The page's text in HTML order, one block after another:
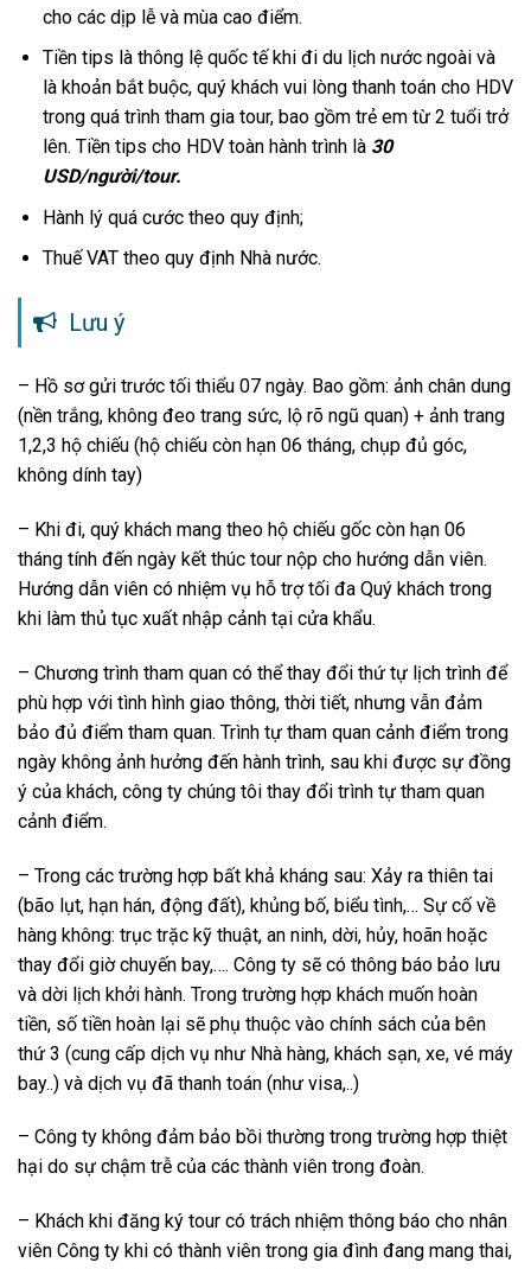
cho các dịp lễ và mùa cao điểm.
Tiền tips là thông lệ quốc tế khi đi du lịch nước ngoài và
là khoản bắt buộc, quý khách vui lòng thanh toán cho HDV
trong quá trình tham gia tour, bao gồm trẻ em từ 2 tuổi trở
lên. Tiền tips cho HDV toàn hành trình là 30
USD/người/tour.
Hành lý quá cước theo quy định;
Thuế VAT theo quy định Nhà nước.
Lưu ý
– Hồ sơ gửi trước tối thiểu 07 ngày. Bao gồm: ảnh chân dung
(nền trắng, không đeo trang sức, lộ rõ ngũ quan) + ảnh trang
1,2,3 hộ chiếu (hộ chiếu còn hạn 06 tháng, chụp đủ góc,
không dính tay)
– Khi đi, quý khách mang theo hộ chiếu gốc còn hạn 06
tháng tính đến ngày kết thúc tour nộp cho hướng dẫn viên.
Hướng dẫn viên có nhiệm vụ hỗ trợ tối đa Quý khách trong
khi làm thủ tục xuất nhập cảnh tại cửa khẩu.
– Chương trình tham quan có thể thay đổi thứ tự lịch trình để
phù hợp với tình hình giao thông, thời tiết, nhưng vẫn đảm
bảo đủ điểm tham quan. Trình tự tham quan cảnh điểm trong
ngày không ảnh hưởng đến hành trình, sau khi được sự đồng
ý của khách, công ty chúng tôi thay đổi trình tự tham quan
cảnh điểm.
– Trong các trường hợp bất khả kháng sau: Xảy ra thiên tai
(bão lụt, hạn hán, động đất), khủng bố, biểu tình,… Sự cố về
hàng không: trục trặc kỹ thuật, an ninh, dời, hủy, hoãn hoặc
thay đổi giờ chuyến bay,…. Công ty sẽ có thông báo bảo lưu
và dời lịch khởi hành. Trong trường hợp khách muốn hoàn
tiền, số tiền hoàn lại sẽ phụ thuộc vào chính sách của bên
thứ 3 (cung cấp dịch vụ như Nhà hàng, khách sạn, xe, vé máy
bay..) và dịch vụ đã thanh toán (như visa,..)
– Công ty không đảm bảo bồi thường trong trường hợp thiệt
hại do sự chậm trễ của các thành viên trong đoàn.
– Khách khi đăng ký tour có trách nhiệm thông báo cho nhân
viên Công ty khi có thành viên trong gia đình đang mang thai,